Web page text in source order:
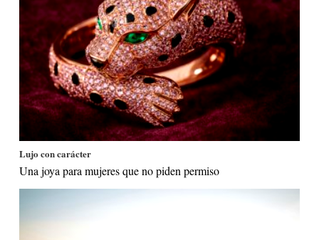
Lujo con carácter
Una joya para mujeres que no piden permiso